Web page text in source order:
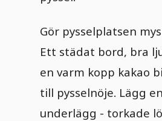
Gör pysselplatsen
Ett städat bord, bra
en varm kopp kakao
till pysselnöje. Lägg en
underlägg - torkade